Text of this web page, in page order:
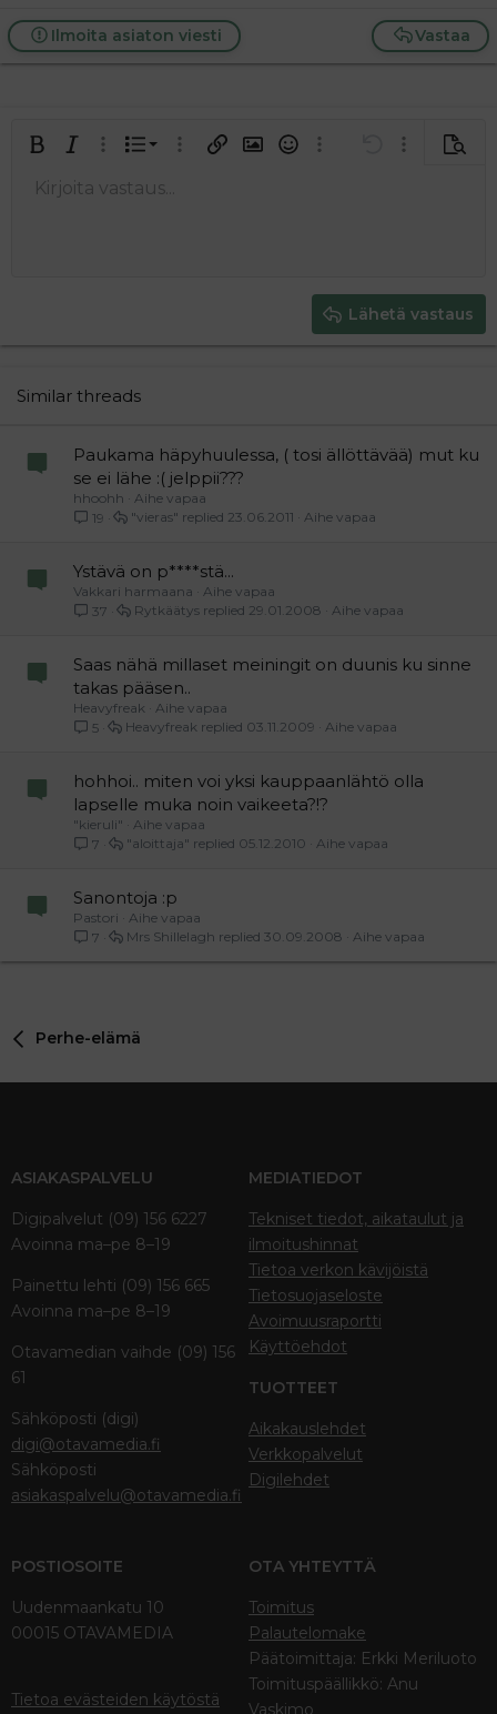
Vastaa
Ilmoita asiaton viesti
LihavoituKursivoitu
Laajennettuun editoriin…
Lista
Järjestetty lista
Laajennettuun editoriin…
Lisää hyperlinkki
Lisää kuva
HymiötLaajennettuun
Kumoa
Fontin koko
9
26
Tekstiväri
KirjasintyyliArial
Yliviivaa
Tasaus Tasaa vasemmalle
Paragraph format
Normal
LainausLisää video/media
Lisää taulukko
Insert horizontal line
Tee uudelleen
BBCode-näkymä
Poista muotoilu
Luonnokset
Kirjoita vastaus...
Lähetä vastaus
Similar threads
Paukama häpyhuulessa, ( tosi ällöttävää) mut ku
se ei lähe :( jelppii???
hhoohh
Aihe vapaa
19
Aihe vapaa
23.06.2011
"vieras"
Ystävä on p****stä...
Vakkari harmaana
Aihe vapaa
37
Aihe vapaa
29.01.2008
Rytkäätys
Saas nähä millaset meiningit on duunis ku sinne
takas pääsen..
Heavyfreak Aihe vapaa
5
Aihe vapaa
03.11.2009
Heavyfreak
hohhoi.. miten voi yksi kauppaanlähtö olla
lapselle muka noin vaikeeta?!?
"kieruli"
Aihe vapaa
7
Aihe vapaa
05.12.2010
"aloittaja"
Sanontoja :p
Pastori
Aihe vapaa
7
Aihe vapaa
30.09.2008
Mrs Shillelagh
Perhe-elämä
ASIAKASPALVELU
Digipalvelut (09) 156 6227
Avoinna ma–pe 8–19
Painettu lehti (09) 156 665
Avoinna ma–pe 8–19
Otavamedian vaihde (09) 156
61
Sähköposti (digi)
digi@otavamedia.fi
Sähköposti
asiakaspalvelu@otavamedia.fi
MEDIATIEDOT
Tekniset tiedot, aikataulut ja
ilmoitushinnat
Tietoa verkon kävijöistä
Tietosuojaseloste
Avoimuusraportti
Käyttöehdot
TUOTTEET
Aikakauslehdet
Verkkopalvelut
Digilehdet
POSTIOSOITE
Uudenmaankatu 10
00015 OTAVAMEDIA
Tietoa evästeiden käytöstä
OTA YHTEYTTÄ
Toimitus
Palautelomake
Päätoimittaja: Erkki Meriluoto
Toimituspäällikkö: Anu
Vaskimo